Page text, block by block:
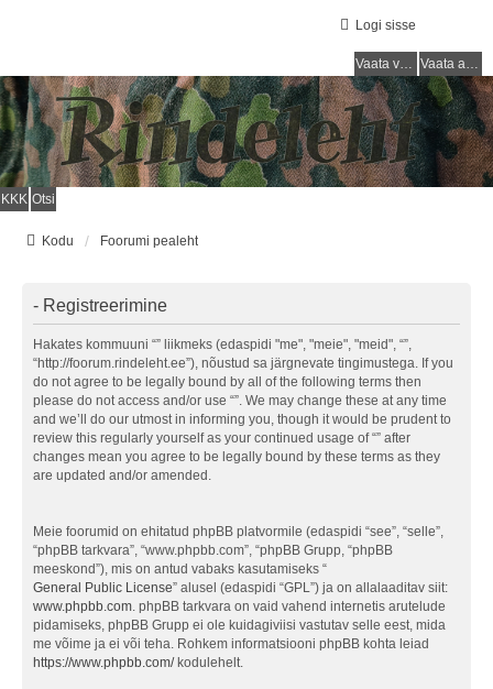
Logi sisse
Vaata vastamata teemasi Vaata aktiivseid teemasid
KKK Otsi
Kodu Foorumi pealeht
- Registreerimine
Hakates kommuuni “” liikmeks (edaspidi "me", "meie", "meid", “”,
“http://foorum.rindeleht.ee”), nõustud sa järgnevate tingimustega. If you
do not agree to be legally bound by all of the following terms then
please do not access and/or use “”. We may change these at any time
and we’ll do our utmost in informing you, though it would be prudent to
review this regularly yourself as your continued usage of “” after
changes mean you agree to be legally bound by these terms as they
are updated and/or amended.
Meie foorumid on ehitatud phpBB platvormile (edaspidi “see”, “selle”,
“phpBB tarkvara”, “www.phpbb.com”, “phpBB Grupp, “phpBB
meeskond”), mis on antud vabaks kasutamiseks “
General Public License” alusel (edaspidi “GPL”) ja on allalaaditav siit:
www.phpbb.com. phpBB tarkvara on vaid vahend internetis arutelude
pidamiseks, phpBB Grupp ei ole kuidagiviisi vastutav selle eest, mida
me võime ja ei või teha. Rohkem informatsiooni phpBB kohta leiad
https://www.phpbb.com/kodulehelt.